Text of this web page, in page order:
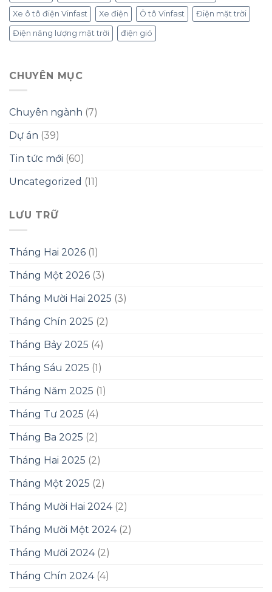
Xe ô tô điện Vinfast Xe điện Ô tô Vinfast Điện mặt trời
Điện năng lượng mặt trời điện gió
CHUYÊN MỤC
Chuyên ngành (7)
Dự án (39)
Tin tức mới (60)
Uncategorized (11)
LƯU TRỮ
Tháng Hai 2026 (1)
Tháng Một 2026 (3)
Tháng Mười Hai 2025 (3)
Tháng Chín 2025 (2)
Tháng Bảy 2025 (4)
Tháng Sáu 2025 (1)
Tháng Năm 2025 (1)
Tháng Tư 2025 (4)
Tháng Ba 2025 (2)
Tháng Hai 2025 (2)
Tháng Một 2025 (2)
Tháng Mười Hai 2024(2)
Tháng Mười Một 2024(2)
Tháng Mười 2024(2)
Tháng Chín 2024(4)